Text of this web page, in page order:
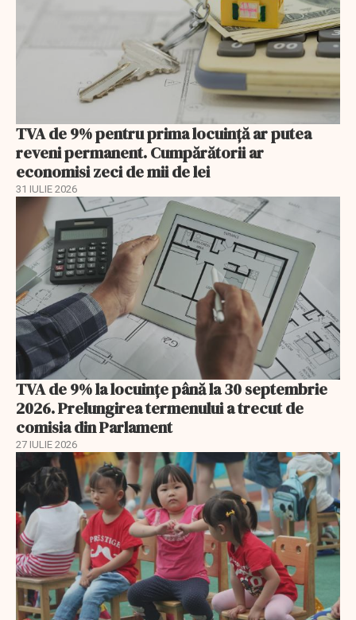
TVA de 9% pentru prima locuință ar putea
reveni permanent. Cumpărătorii ar
economisi zeci de mii de lei
31 IULIE 2026
TVA de 9% la locuințe până la 30 septembrie
2026. Prelungirea termenului a trecut de
comisia din Parlament
27 IULIE 2026